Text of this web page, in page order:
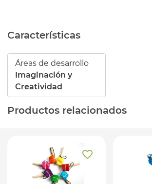
Características
Áreas de desarrollo
Imaginación y
Creatividad
Productos relacionados